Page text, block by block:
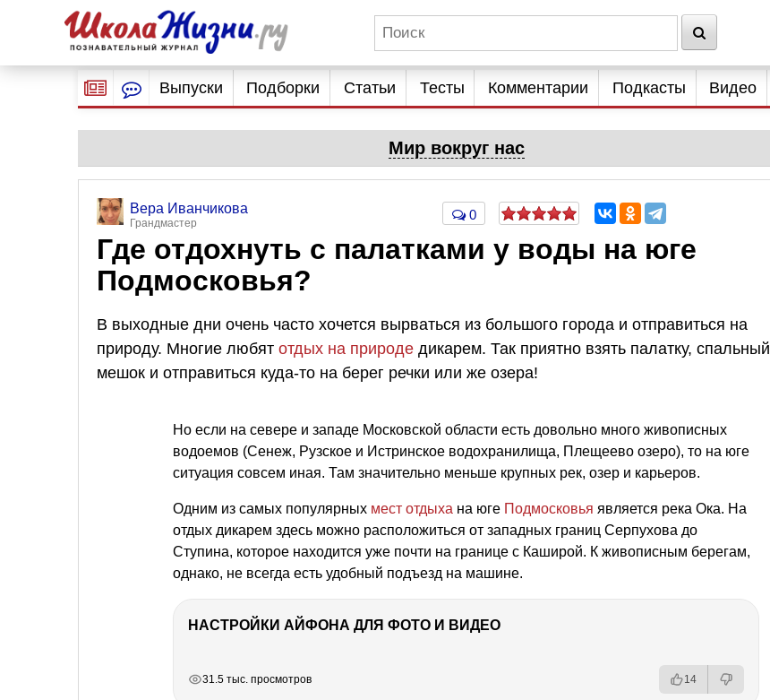
Выпуски Подборки Статьи Тесты Комментарии Подкасты Видео
Мир вокруг нас
Вера Иванчикова
Грандмастер
0
Где отдохнуть с палатками у воды на юге
Подмосковья?
В выходные дни очень часто хочется вырваться из большого города и отправиться на
природу. Многие любят отдых на природе дикарем. Так приятно взять палатку, спальный
мешок и отправиться куда-то на берег речки или же озера!
Но если на севере и западе Московской области есть довольно много живописных
водоемов (Сенеж, Рузское и Истринское водохранилища, Плещеево озеро), то на юге
ситуация совсем иная. Там значительно меньше крупных рек, озер и карьеров.
Одним из самых популярных мест отдыха на юге Подмосковья является река Ока. На
отдых дикарем здесь можно расположиться от западных границ Серпухова до
Ступина, которое находится уже почти на границе с Каширой. К живописным берегам,
однако, не всегда есть удобный подъезд на машине.
НАСТРОЙКИ АЙФОНА ДЛЯ ФОТО И ВИДЕО
31.5 тыс. просмотров 14